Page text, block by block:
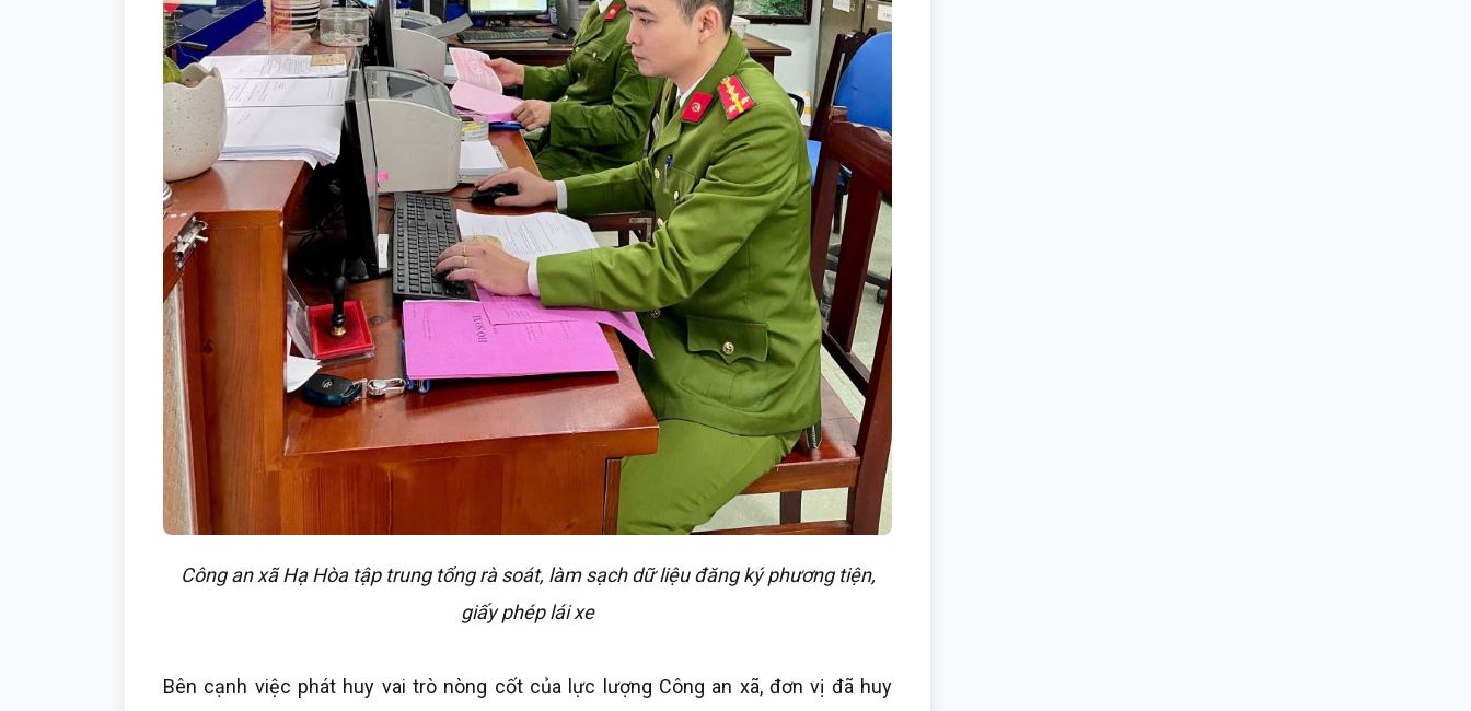
Công an xã Hạ Hòa tập trung tổng rà soát, làm sạch dữ liệu đăng ký phương tiện,
giấy phép lái xe
Bên cạnh việc phát huy vai trò nòng cốt của lực lượng Công an xã, đơn vị đã huy